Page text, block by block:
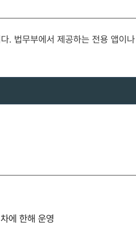
. 법무부에서 제공하는 전용 앱이
에 한해 운영